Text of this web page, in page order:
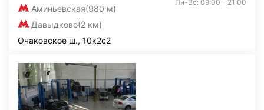
Аминьевская(980 м)
Давыдково(2 км)
Пн-Вс: 09:00 - 21:00
Очаковское ш., 10к2с2